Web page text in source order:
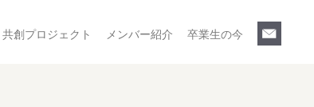
共創プロジェクト メンバー紹介 卒業生の今